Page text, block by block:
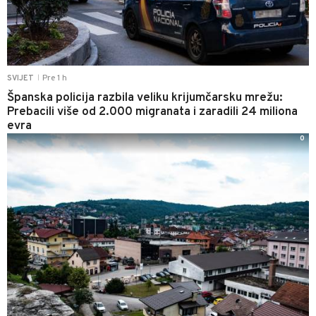
SVIJET Pre 1 h
Španska policija razbila veliku krijumčarsku mrežu:
Prebacili više od 2.000 migranata i zaradili 24 miliona
evra
0